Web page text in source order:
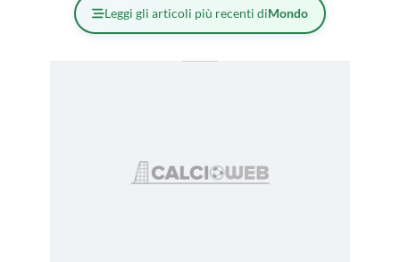
Leggi gli articoli più recenti diMondo